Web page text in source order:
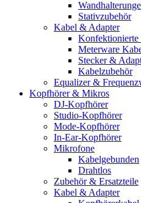
Stativzubehör
Kabel & Adapter
Konfektionierte
Meterware
Stecker &
Kabelzubehör
Equalizer &
Kopfhörer & Mikros
DJ-Kopfhörer
Studio-Kopfhörer
Mode-Kopfhörer
In-Ear-Kopfhörer
Mikrofone
Kabelgebunden
Drahtlos
Zubehör & Ersatzteile
Kabel & Adapter